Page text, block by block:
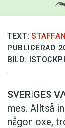
TEXT:
PUBLICERAD
BILD:
SVERIGES
mes. Alltså
någon oxe,